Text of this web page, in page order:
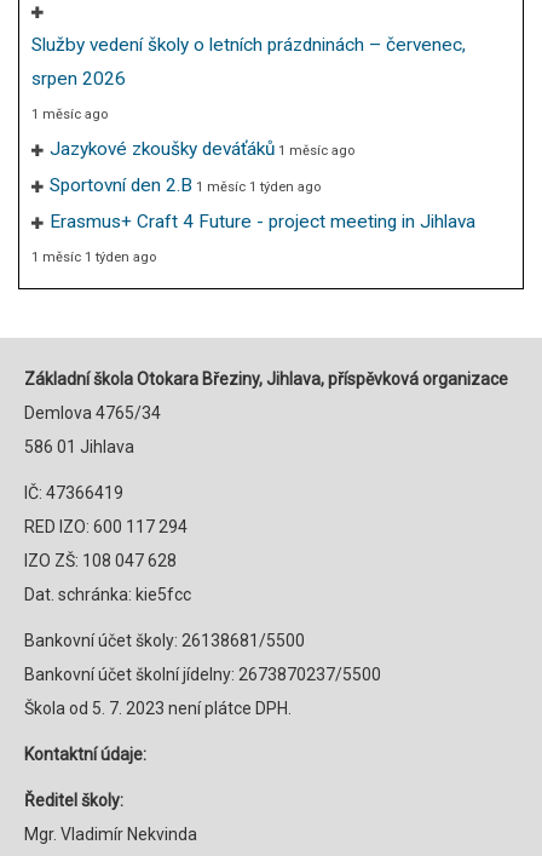
Služby vedení školy o letních prázdninách – červenec,
srpen 2026
1 měsíc ago
Jazykové zkoušky deváťáků 1 měsíc ago
Sportovní den 2.B 1 měsíc 1 týden ago
Erasmus+ Craft 4 Future - project meeting in Jihlava
1 měsíc 1 týden ago
Základní škola Otokara Březiny, Jihlava, příspěvková organizace
Demlova 4765/34
586 01 Jihlava
IČ: 47366419
RED IZO: 600 117 294
IZO ZŠ: 108 047 628
Dat. schránka: kie5fcc
Bankovní účet školy: 26138681/5500
Bankovní účet školní jídelny: 2673870237/5500
Škola od 5. 7. 2023 není plátce DPH.
Kontaktní údaje:
Ředitel školy:
Mgr. Vladimír Nekvinda